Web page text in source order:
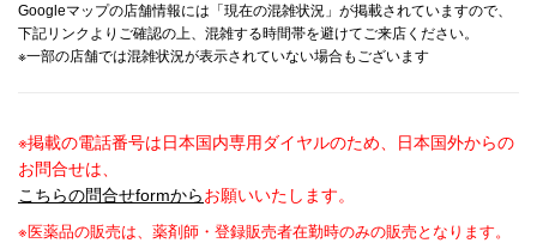
Googleマップの店舗情報には「現在の混雑状況」が掲載されていますので、
下記リンクよりご確認の上、混雑する時間帯を避けてご来店ください。
※一部の店舗では混雑状況が表示されていない場合もございます
※掲載の電話番号は日本国内専用ダイヤルのため、日本国外からの
お問合せは、
こちらの問合せformからお願いいたします。
※医薬品の販売は、薬剤師・登録販売者在勤時のみの販売となります。